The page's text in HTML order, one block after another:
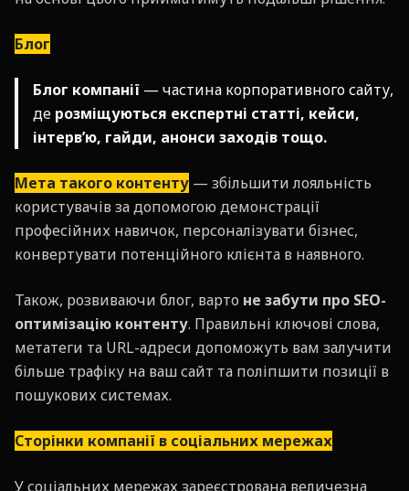
Блог
Блог компанії — частина корпоративного сайту,
де розміщуються експертні статті, кейси,
інтерв’ю, гайди, анонси заходів тощо.
Мета такого контенту — збільшити лояльність
користувачів за допомогою демонстрації
професійних навичок, персоналізувати бізнес,
конвертувати потенційного клієнта в наявного.
Також, розвиваючи блог, варто не забути про SEO-
оптимізацію контенту. Правильні ключові слова,
метатеги та URL-адреси допоможуть вам залучити
більше трафіку на ваш сайт та поліпшити позиції в
пошукових системах.
Сторінки компанії в соціальних мережах
У соціальних мережах зареєстрована величезна